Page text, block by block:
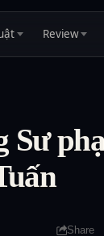
Review
Sư
Share